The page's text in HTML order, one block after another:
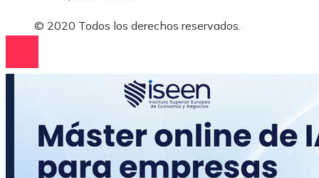
© 2020 Todos los derechos reservados.